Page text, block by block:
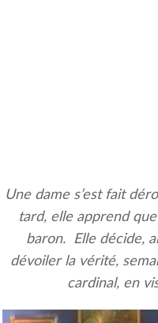
Une dame s’est fait
tard, elle apprend
baron. Elle décide,
dévoiler la vérité,
cardinal, en